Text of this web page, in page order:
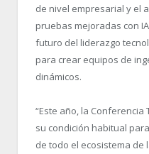
de nivel empresarial y el
pruebas mejoradas con
futuro del liderazgo
para crear equipos de
dinámicos.
“Este año, la Conferencia
su condición habitual
de todo el ecosistema de